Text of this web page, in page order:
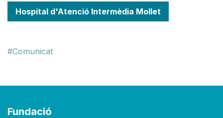
Hospital d'Atenció Intermèdia Mollet
Comunicat
Fundació